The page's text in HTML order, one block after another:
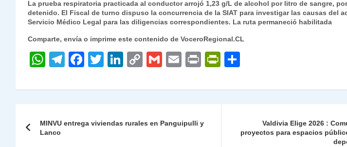
p
o
k
k
dl
y
La prueba respiratoria practicada al conductor arrojó 1,23 g/L de alcohol por litro de sangre,
detenido. El Fiscal de turno dispuso la concurrencia de la SIAT para investigar las causas del
Servicio Médico Legal para las diligencias correspondientes. La ruta permaneció habilitada
Comparte, envía o imprime este contenido de VoceroRegional.CL
W
at
A
p
T
e
a
F
c
b
T
itt
Li
k
dI
C
p
Li
G
ai
E
ai
P
nt
P
nt m
tir
de
MINVU entrega viviendas rurales en Panguipulli y
Lanco
Valdivia Elige 2026 :
proyectos para espacios